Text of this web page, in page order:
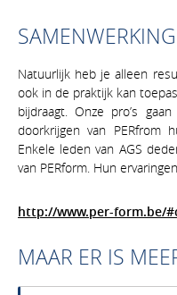
Natuurlijk heb je alleen
ook in de praktijk kan
bijdraagt. Onze pro’s
doorkrijgen van PERfrom
Enkele leden van AGS
van PERform. Hun
http://www.per-form.be/
MAAR ER IS